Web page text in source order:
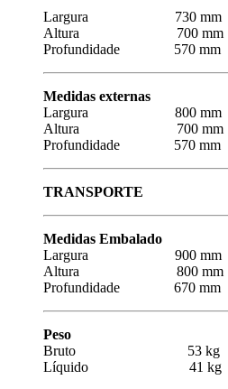
Largura 730 mm
Altura 700 mm
Profundidade 570 mm
Medidas externas
Largura 800 mm
Altura 700 mm
Profundidade 570 mm
TRANSPORTE
Medidas Embalado
Largura 900 mm
Altura 800 mm
Profundidade 670 mm
Peso
Bruto 53 kg
Líquido 41 kg